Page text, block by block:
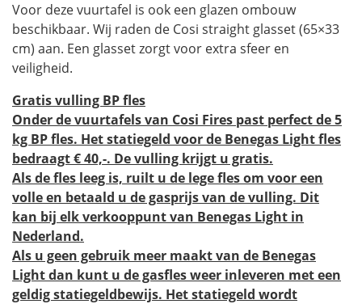
Voor deze vuurtafel is ook een glazen ombouw
beschikbaar. Wij raden de Cosi straight glasset (65×33
cm) aan. Een glasset zorgt voor extra sfeer en
veiligheid.
Gratis vulling BP fles
Onder de vuurtafels van Cosi Fires past perfect de 5
kg BP fles. Het statiegeld voor de Benegas Light fles
bedraagt € 40,-. De vulling krijgt u gratis.
Als de fles leeg is, ruilt u de lege fles om voor een
volle en betaald u de gasprijs van de vulling. Dit
kan bij elk verkooppunt van Benegas Light in
Nederland.
Als u geen gebruik meer maakt van de Benegas
Light dan kunt u de gasfles weer inleveren met een
geldig statiegeldbewijs. Het statiegeld wordt